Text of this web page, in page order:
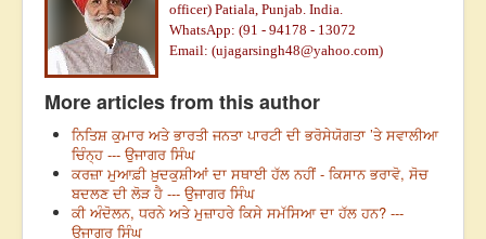
officer) Patiala, Punjab. India.
WhatsApp: (91 - 94178 - 13072
Email: (ujagarsingh48@yahoo.com)
More articles from this author
ਨਿਤਿਸ਼ ਕੁਮਾਰ ਅਤੇ ਭਾਰਤੀ ਜਨਤਾ ਪਾਰਟੀ ਦੀ ਭਰੋਸੇਯੋਗਤਾ ’ਤੇ ਸਵਾਲੀਆ
ਚਿੰਨ੍ਹ --- ਉਜਾਗਰ ਸਿੰਘ
ਕਰਜ਼ਾ ਮੁਆਫ਼ੀ ਖ਼ੁਦਕੁਸ਼ੀਆਂ ਦਾ ਸਥਾਈ ਹੱਲ ਨਹੀਂ - ਕਿਸਾਨ ਭਰਾਵੋ, ਸੋਚ
ਬਦਲਣ ਦੀ ਲੋੜ ਹੈ --- ਉਜਾਗਰ ਸਿੰਘ
ਕੀ ਅੰਦੋਲਨ, ਧਰਨੇ ਅਤੇ ਮੁਜ਼ਾਹਰੇ ਕਿਸੇ ਸਮੱਸਿਆ ਦਾ ਹੱਲ ਹਨ? ---
ਉਜਾਗਰ ਸਿੰਘ